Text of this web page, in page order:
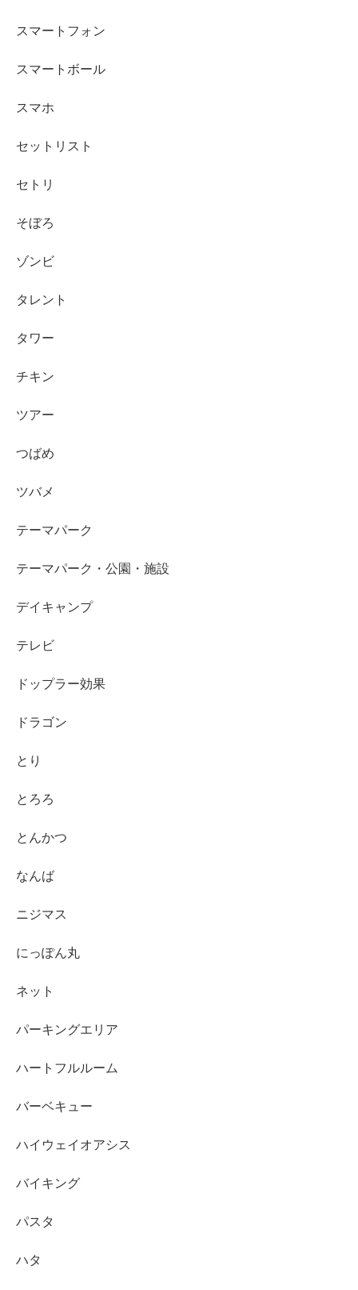
スマートフォン
スマートボール
スマホ
セットリスト
セトリ
そぼろ
ゾンビ
タレント
タワー
チキン
ツアー
つばめ
ツバメ
テーマパーク
テーマパーク・公園・施設
デイキャンプ
テレビ
ドップラー効果
ドラゴン
とり
とろろ
とんかつ
なんば
ニジマス
にっぽん丸
ネット
パーキングエリア
ハートフルルーム
バーベキュー
ハイウェイオアシス
バイキング
パスタ
ハタ